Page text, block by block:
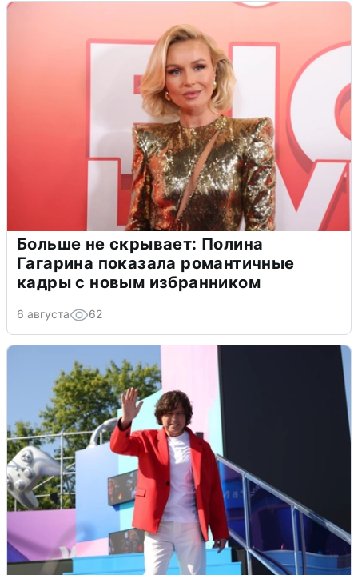
Больше не скрывает: Полина
Гагарина показала романтичные
кадры с новым избранником
6 августа 62